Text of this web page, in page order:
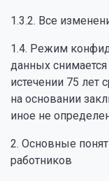
1.3.2. Все
1.4. Режим
данных снимается
истечении 75 лет
на основании
иное не
2. Основные
работников